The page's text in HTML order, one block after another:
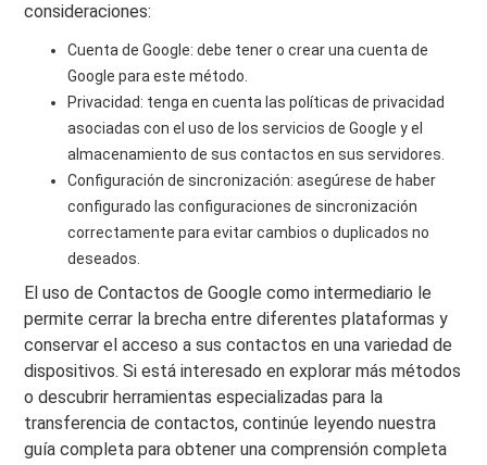
consideraciones:
Cuenta de Google: debe tener o crear una cuenta de
Google para este método.
Privacidad: tenga en cuenta las políticas de privacidad
asociadas con el uso de los servicios de Google y el
almacenamiento de sus contactos en sus servidores.
Configuración de sincronización: asegúrese de haber
configurado las configuraciones de sincronización
correctamente para evitar cambios o duplicados no
deseados.
El uso de Contactos de Google como intermediario le
permite cerrar la brecha entre diferentes plataformas y
conservar el acceso a sus contactos en una variedad de
dispositivos. Si está interesado en explorar más métodos
o descubrir herramientas especializadas para la
transferencia de contactos, continúe leyendo nuestra
guía completa para obtener una comprensión completa